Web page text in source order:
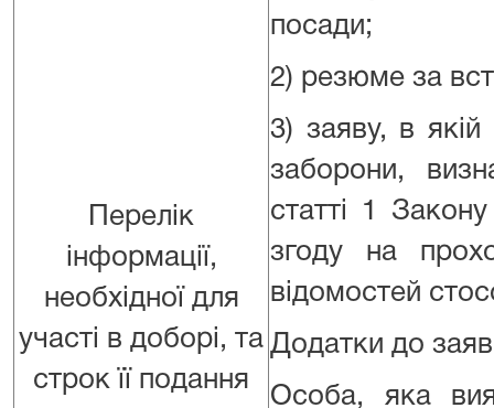
Перелік
інформації,
необхідної для
участі в доборі, та
строк її подання
посади;
2) резюме за
3) заяву, в
заборони,
статті 1
згоду на
відомостей
Додатки до
Особа, яка